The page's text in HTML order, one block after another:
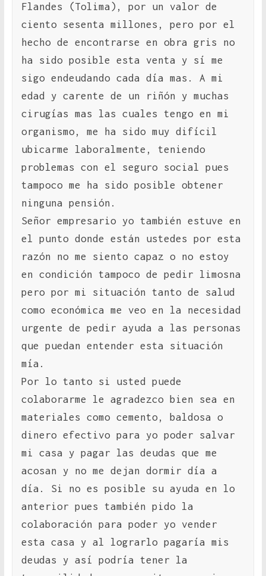
Flandes (Tolima), por un valor de
ciento sesenta millones, pero por el
hecho de encontrarse en obra gris no
ha sido posible esta venta y sí me
sigo endeudando cada día mas. A mi
edad y carente de un riñón y muchas
cirugías mas las cuales tengo en mi
organismo, me ha sido muy difícil
ubicarme laboralmente, teniendo
problemas con el seguro social pues
tampoco me ha sido posible obtener
ninguna pensión.
Señor empresario yo también estuve en
el punto donde están ustedes por esta
razón no me siento capaz o no estoy
en condición tampoco de pedir limosna
pero por mi situación tanto de salud
como económica me veo en la necesidad
urgente de pedir ayuda a las personas
que puedan entender esta situación
mía.
Por lo tanto si usted puede
colaborarme le agradezco bien sea en
materiales como cemento, baldosa o
dinero efectivo para yo poder salvar
mi casa y pagar las deudas que me
acosan y no me dejan dormir día a
día. Si no es posible su ayuda en lo
anterior pues también pido la
colaboración para poder yo vender
esta casa y al lograrlo pagaría mis
deudas y así podría tener la